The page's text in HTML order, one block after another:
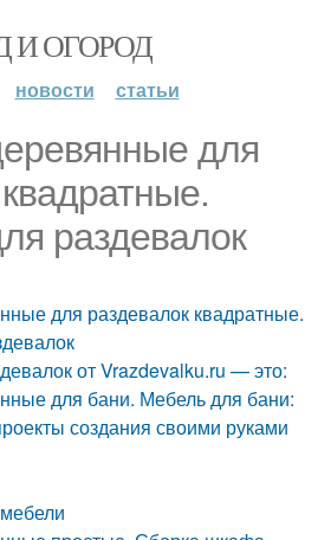
И ОГОРОД
новости статьи
для
раздевалок
для раздевалок квадратные.
от Vrazdevalku.ru — это:
для бани. Мебель для бани:
создания своими руками